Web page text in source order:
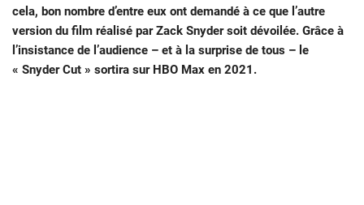
cela, bon nombre d’entre eux ont demandé à ce que l’autre
version du film réalisé par Zack Snyder soit dévoilée. Grâce à
l’insistance de l’audience – et à la surprise de tous – le
« Snyder Cut » sortira sur HBO Max en 2021.